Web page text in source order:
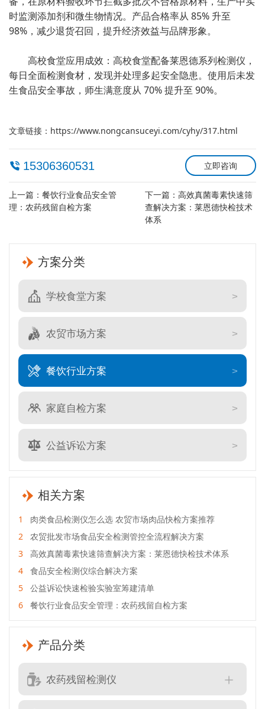
方案分类
学校食堂方案
农贸市场方案
餐饮行业方案
家庭自检方案
公益诉讼方案
相关方案
1
肉类食品检测仪怎么选 农贸市场肉品快检方案推荐
2
农贸批发市场食品安全检测管控全流程解决方案
3
高效真菌毒素快速筛查解决方案：莱恩德快检技术体系
4
食品安全检测仪综合解决方案
5
公益诉讼快速检验实验室筹建清单
6
餐饮行业食品安全管理：农药残留自检方案
产品分类
农药残留检测仪
时监测添加剂和微生物情况。产品合格率从 85% 升至
98%，减少退货召回，提升经济效益与品牌形象。
高校食堂应用成效：高校食堂配备莱恩德系列检测仪，
每日全面检测食材，发现并处理多起安全隐患。使用后未发
生食品安全事故，师生满意度从 70% 提升至 90%。
文章链接： https://www.nongcansuceyi.com/cyhy/317.html
15306360531 立即咨询
上一篇： 餐饮行业食品安全管
理：农药残留自检方案
下一篇： 高效真菌毒素快速筛
查解决方案：莱恩德快检技术
体系